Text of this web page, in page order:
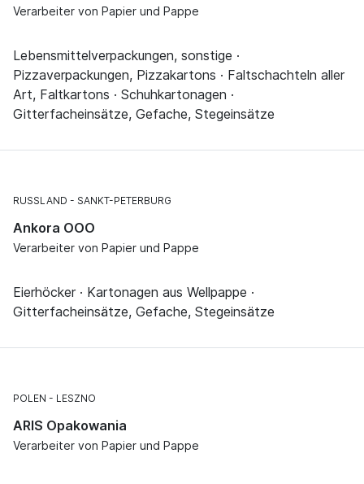
Verarbeiter von Papier und Pappe
Lebensmittelverpackungen, sonstige ·
Pizzaverpackungen, Pizzakartons · Faltschachteln aller
Art, Faltkartons · Schuhkartonagen ·
Gitterfacheinsätze, Gefache, Stegeinsätze
RUSSLAND SANKT-PETERBURG
Ankora OOO
Verarbeiter von Papier und Pappe
Eierhöcker · Kartonagen aus Wellpappe ·
Gitterfacheinsätze, Gefache, Stegeinsätze
POLEN LESZNO
ARIS Opakowania
Verarbeiter von Papier und Pappe